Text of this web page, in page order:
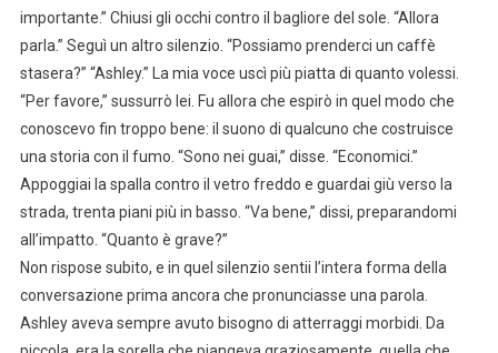
importante.” Chiusi gli occhi contro il bagliore del sole. “Allora
parla.” Seguì un altro silenzio. “Possiamo prenderci un caffè
stasera?” “Ashley.” La mia voce uscì più piatta di quanto volessi.
“Per favore,” sussurrò lei. Fu allora che espirò in quel modo che
conoscevo fin troppo bene: il suono di qualcuno che costruisce
una storia con il fumo. “Sono nei guai,” disse. “Economici.”
Appoggiai la spalla contro il vetro freddo e guardai giù verso la
strada, trenta piani più in basso. “Va bene,” dissi, preparandomi
all’impatto. “Quanto è grave?”
Non rispose subito, e in quel silenzio sentii l’intera forma della
conversazione prima ancora che pronunciasse una parola.
Ashley aveva sempre avuto bisogno di atterraggi morbidi. Da